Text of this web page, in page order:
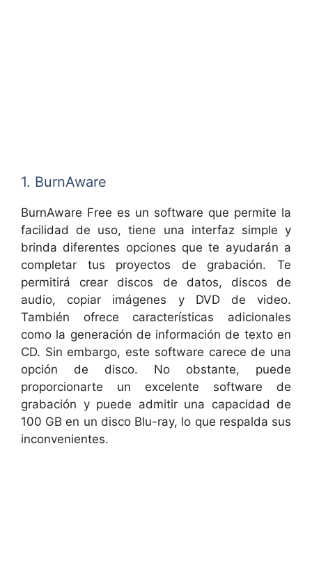
1. BurnAware
BurnAware Free es un software que permite la
facilidad de uso, tiene una interfaz simple y
brinda diferentes opciones que te ayudarán a
completar tus proyectos de grabación. Te
permitirá crear discos de datos, discos de
audio, copiar imágenes y DVD de video.
También ofrece características adicionales
como la generación de información de texto en
CD. Sin embargo, este software carece de una
opción de disco. No obstante, puede
proporcionarte un excelente software de
grabación y puede admitir una capacidad de
100 GB en un disco Blu-ray, lo que respalda sus
inconvenientes.